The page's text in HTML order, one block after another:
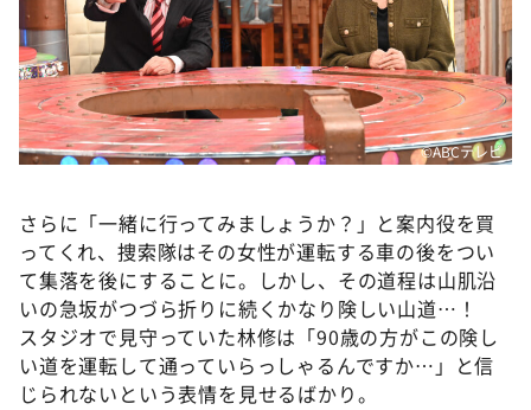
©️ABCテレビ
さらに「一緒に行ってみましょうか？」と案内役を買
ってくれ、捜索隊はその女性が運転する車の後をつい
て集落を後にすることに。しかし、その道程は山肌沿
いの急坂がつづら折りに続くかなり険しい山道…！
スタジオで見守っていた林修は「90歳の方がこの険し
い道を運転して通っていらっしゃるんですか…」と信
じられないという表情を見せるばかり。